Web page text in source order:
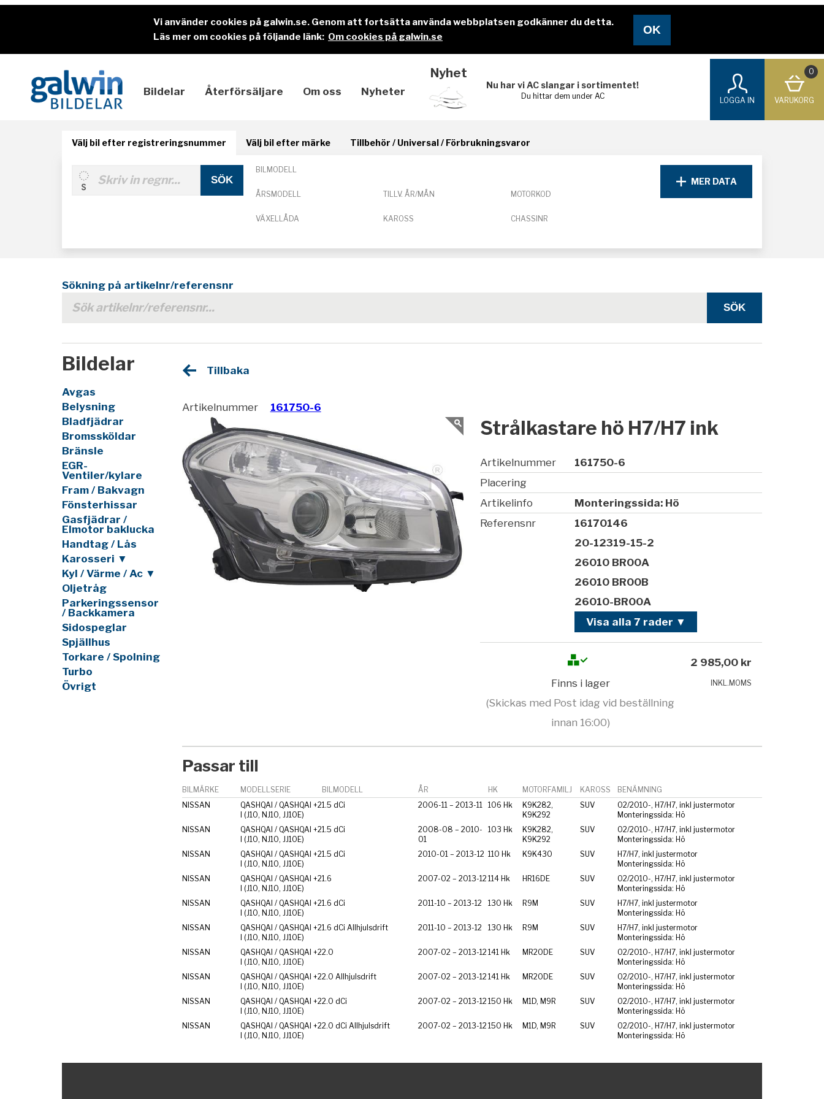
Vi använder cookies på galwin.se. Genom att fortsätta använda webbplatsen godkänner du detta.
Läs mer om cookies på följande länk: Om cookies på galwin.se
Bildelar Återförsäljare Om oss Nyheter
Nyhet
Nu har vi AC slangar i sortimentet!
Du hittar dem under AC
LOGGA IN
0
VARUKORG
Välj bil efter registreringsnummer Välj bil efter märke Tillbehör / Universal / Förbrukningsvaror
BILMODELL
ÅRSMODELL TILLV. ÅR/MÅN MOTORKOD
VÄXELLÅDA KAROSS CHASSINR
MER DATA
Sökning på artikelnr/referensnr
Bildelar
Avgas
Belysning
Bladfjädrar
Bromssköldar
Bränsle
EGR-
Ventiler/kylare
Fram / Bakvagn
Fönsterhissar
Gasfjädrar /
Elmotor baklucka
Handtag / Lås
Karosseri ▼
Kyl / Värme / Ac ▼
Oljetråg
Parkeringssensor
/ Backkamera
Sidospeglar
Spjällhus
Torkare / Spolning
Turbo
Övrigt
Tillbaka
Artikelnummer 161750-6
Strålkastare hö H7/H7 ink
Artikelnummer
161750-6
Placering
Artikelinfo
Monteringssida: Hö
Referensnr
16170146
20-12319-15-2
26010 BR00A
26010 BR00B
26010-BR00A
Visa alla 7 rader ▼
Finns i lager
(Skickas med Post idag vid beställning
innan 16:00)
2 985,00 kr
INKL.MOMS
Passar till
BILMÄRKE MODELLSERIE BILMODELL ÅR HK MOTORFAMILJ KAROSS
BENÄMNING
NISSAN
QASHQAI / QASHQAI +2
I (J10, NJ10, JJ10E)
1.5 dCi 2006-11 – 2013-11 106 Hk
K9K282,
K9K292
SUV
02/2010-, H7/H7, inkl justermotor
Monteringssida: Hö
NISSAN
QASHQAI / QASHQAI +2
I (J10, NJ10, JJ10E)
1.5 dCi
2008-08 – 2010-
01
103 Hk
K9K282,
K9K292
SUV
02/2010-, H7/H7, inkl justermotor
Monteringssida: Hö
NISSAN
QASHQAI / QASHQAI +2
I (J10, NJ10, JJ10E)
1.5 dCi 2010-01 – 2013-12 110 Hk K9K430 SUV
H7/H7, inkl justermotor
Monteringssida: Hö
NISSAN
QASHQAI / QASHQAI +2
I (J10, NJ10, JJ10E)
1.6 2007-02 – 2013-12 114 Hk HR16DE SUV
02/2010-, H7/H7, inkl justermotor
Monteringssida: Hö
NISSAN
QASHQAI / QASHQAI +2
I (J10, NJ10, JJ10E)
1.6 dCi 2011-10 – 2013-12 130 Hk R9M SUV
H7/H7, inkl justermotor
Monteringssida: Hö
NISSAN
QASHQAI / QASHQAI +2
I (J10, NJ10, JJ10E)
1.6 dCi Allhjulsdrift 2011-10 – 2013-12 130 Hk R9M SUV
H7/H7, inkl justermotor
Monteringssida: Hö
NISSAN
QASHQAI / QASHQAI +2
I (J10, NJ10, JJ10E)
2.0 2007-02 – 2013-12 141 Hk MR20DE SUV
02/2010-, H7/H7, inkl justermotor
Monteringssida: Hö
NISSAN
QASHQAI / QASHQAI +2
I (J10, NJ10, JJ10E)
2.0 Allhjulsdrift 2007-02 – 2013-12 141 Hk MR20DE SUV
02/2010-, H7/H7, inkl justermotor
Monteringssida: Hö
NISSAN
QASHQAI / QASHQAI +2
I (J10, NJ10, JJ10E)
2.0 dCi 2007-02 – 2013-12 150 Hk M1D, M9R SUV
02/2010-, H7/H7, inkl justermotor
Monteringssida: Hö
NISSAN
QASHQAI / QASHQAI +2
I (J10, NJ10, JJ10E)
2.0 dCi Allhjulsdrift 2007-02 – 2013-12 150 Hk M1D, M9R SUV
02/2010-, H7/H7, inkl justermotor
Monteringssida: Hö